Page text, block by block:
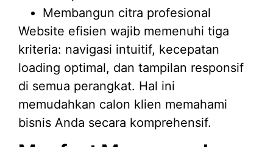
Membangun citra profesional
Website efisien wajib memenuhi tiga
kriteria: navigasi intuitif, kecepatan
loading optimal, dan tampilan responsif
di semua perangkat. Hal ini
memudahkan calon klien memahami
bisnis Anda secara komprehensif.